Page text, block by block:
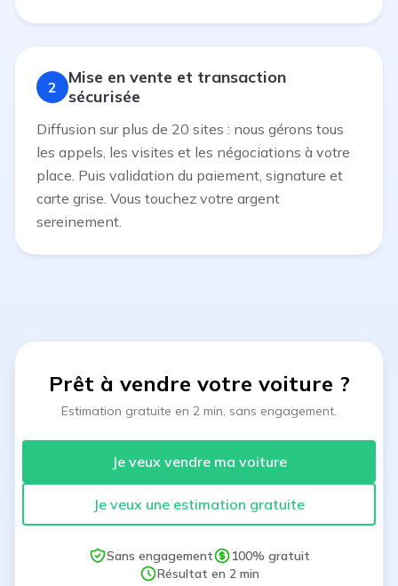
2
Mise en vente et transaction
sécurisée
Diffusion sur plus de 20 sites : nous gérons tous
les appels, les visites et les négociations à votre
place. Puis validation du paiement, signature et
carte grise. Vous touchez votre argent
sereinement.
Prêt à vendre votre voiture ?
Estimation gratuite en 2 min, sans engagement.
Je veux vendre ma voiture
Je veux une estimation gratuite
Sans engagement
100% gratuit
Résultat en 2 min